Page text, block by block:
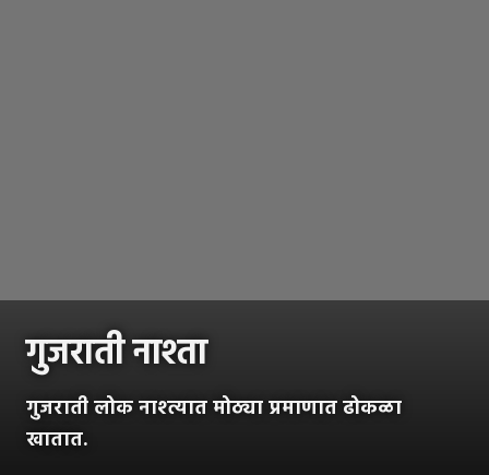
गुजराती नाश्ता
गुजराती लोक नाश्त्यात मोठ्या प्रमाणात ढोकळा
खातात.